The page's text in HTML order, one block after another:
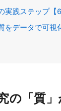
実践ステップ【6
をデータで可視
の「質